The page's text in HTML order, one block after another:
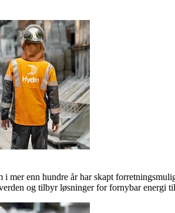
mer enn hundre år har skapt
og tilbyr løsninger for fornybar energi